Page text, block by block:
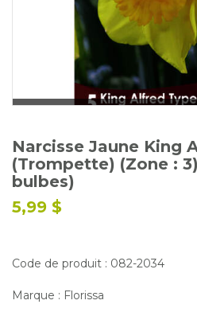
Glossaire
Calendrier
Emplois
Service à la
Nous
Narcisse Jaune King
(Trompette) (Zone :
bulbes)
5,99 $
Code de produit : 082-2034
Marque : Florissa